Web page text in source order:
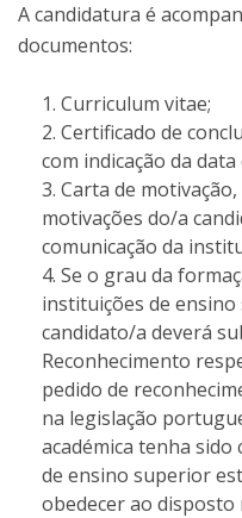
A candidatura é
documentos:
Curriculum vitae;
Certificado de
com indicação da
Carta de
motivações do/a
comunicação da
Se o grau da
instituições de
candidato/a deverá
Reconhecimento
pedido de
na legislação
académica tenha
de ensino superior
obedecer ao